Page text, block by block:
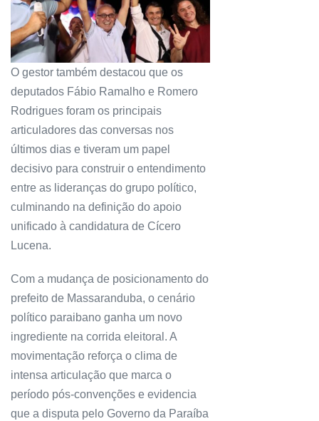
O gestor também destacou que os
deputados Fábio Ramalho e Romero
Rodrigues foram os principais
articuladores das conversas nos
últimos dias e tiveram um papel
decisivo para construir o entendimento
entre as lideranças do grupo político,
culminando na definição do apoio
unificado à candidatura de Cícero
Lucena.
Com a mudança de posicionamento do
prefeito de Massaranduba, o cenário
político paraibano ganha um novo
ingrediente na corrida eleitoral. A
movimentação reforça o clima de
intensa articulação que marca o
período pós-convenções e evidencia
que a disputa pelo Governo da Paraíba